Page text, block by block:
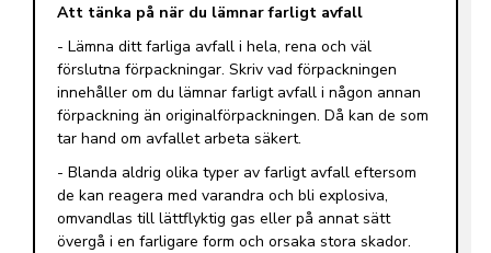
Att tänka på när du lämnar farligt avfall
- Lämna ditt farliga avfall i hela, rena och väl
förslutna förpackningar. Skriv vad förpackningen
innehåller om du lämnar farligt avfall i någon annan
förpackning än originalförpackningen. Då kan de som
tar hand om avfallet arbeta säkert.
- Blanda aldrig olika typer av farligt avfall eftersom
de kan reagera med varandra och bli explosiva,
omvandlas till lättflyktig gas eller på annat sätt
övergå i en farligare form och orsaka stora skador.